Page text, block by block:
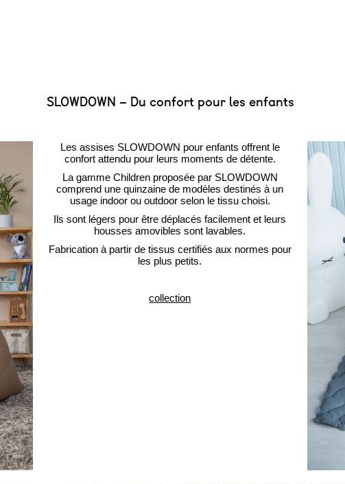
SLOWDOWN – Du confort pour les enfants
Les assises SLOWDOWN pour enfants offrent le
confort attendu pour leurs moments de détente.
La gamme Children proposée par SLOWDOWN
comprend une quinzaine de modèles destinés à un
usage indoor ou outdoor selon le tissu choisi.
Ils sont légers pour être déplacés facilement et leurs
housses amovibles sont lavables.
Fabrication à partir de tissus certifiés aux normes pour
les plus petits.
collection